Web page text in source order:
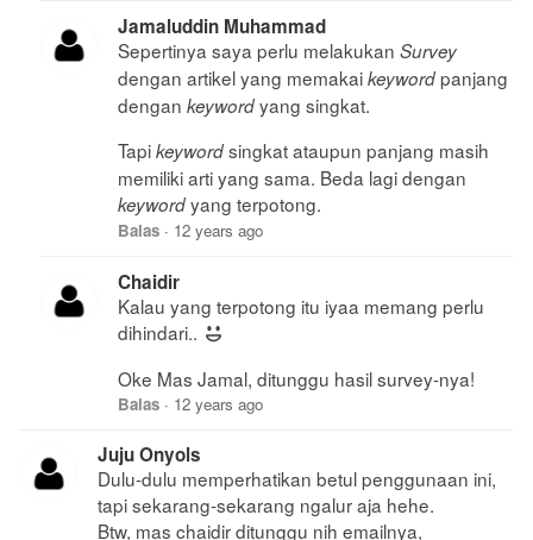
Jamaluddin Muhammad
Sepertinya saya perlu melakukan Survey
dengan artikel yang memakaikeywordpanjang
dengan keywordyang singkat.
Tapikeywordsingkat ataupun panjang masih
memiliki arti yang sama. Beda lagi dengan
keywordyang terpotong.
Balas · 12 years ago
Chaidir
Kalau yang terpotong itu iyaa memang perlu
dihindari..
Oke Mas Jamal, ditunggu hasil survey-nya!
Balas · 12 years ago
Juju Onyols
Dulu-dulu memperhatikan betul penggunaan ini,
tapi sekarang-sekarang ngalur aja hehe.
Btw, mas chaidir ditunggu nih emailnya,